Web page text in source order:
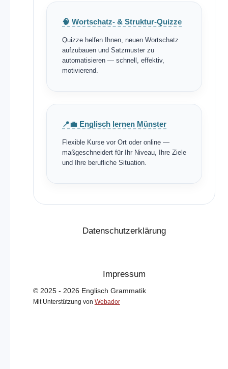
🧠 Wortschatz- & Struktur-Quizze
Quizze helfen Ihnen, neuen Wortschatz
aufzubauen und Satzmuster zu
automatisieren — schnell, effektiv,
motivierend.
📍💼 Englisch lernen Münster
Flexible Kurse vor Ort oder online —
maßgeschneidert für Ihr Niveau, Ihre Ziele
und Ihre berufliche Situation.
Datenschutzerklärung
Impressum
© 2025 - 2026 Englisch Grammatik
Mit Unterstützung von Webador